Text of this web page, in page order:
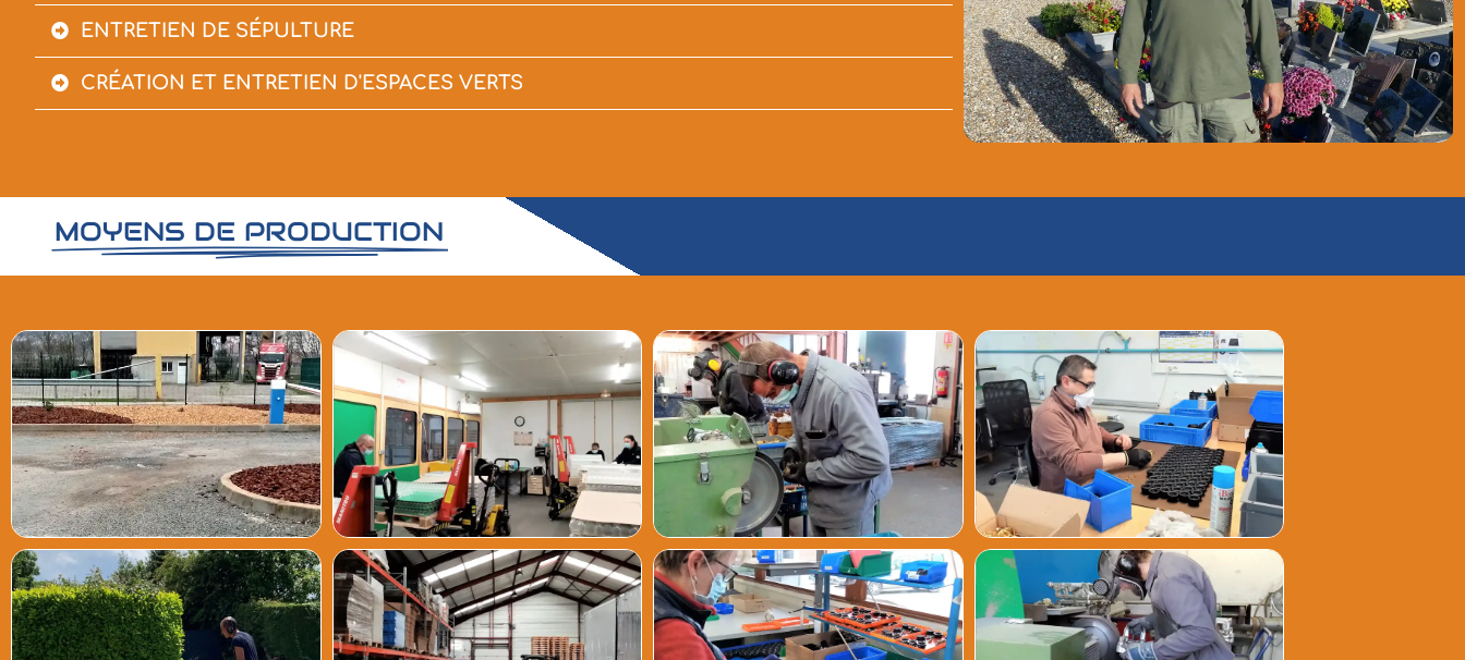
ENTRETIEN DE SÉPULTURE
CRÉATION ET ENTRETIEN D'ESPACES VERTS
MOYENS DE PRODUCTION